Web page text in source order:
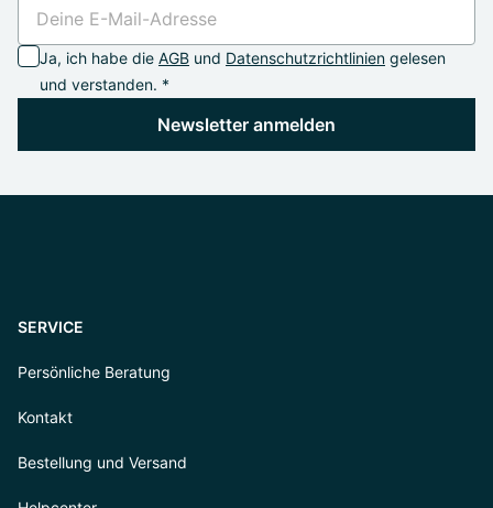
Ja, ich habe die AGB und Datenschutzrichtlinien gelesen
und verstanden. *
Newsletter anmelden
SERVICE
Persönliche Beratung
Kontakt
Bestellung und Versand